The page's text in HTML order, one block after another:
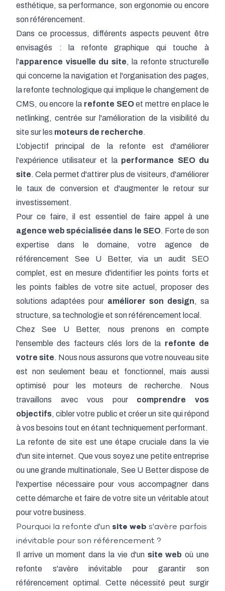
esthétique, sa performance, son ergonomie ou encore
son référencement.
Dans ce processus, différents aspects peuvent être
envisagés : la refonte graphique qui touche à
l'apparence visuelle du site, la refonte structurelle
qui concerne la navigation et l'organisation des pages,
la refonte technologique qui implique le changement de
CMS, ou encore la refonte SEOet mettre en place le
netlinking, centrée sur l'amélioration de la visibilité du
site sur les moteurs de recherche.
L'objectif principal de la refonte est d'améliorer
l'expérience utilisateur et la performance SEO du
site. Cela permet d'attirer plus de visiteurs, d'améliorer
le taux de conversion et d'augmenter le retour sur
investissement.
Pour ce faire, il est essentiel de faire appel à une
agence web spécialisée dans le SEO. Forte de son
expertise dans le domaine, votre agence de
référencement See U Better, via unaudit SEO
complet, est en mesure d'identifier les points forts et
les points faibles de votre site actuel, proposer des
solutions adaptées pour améliorer son design, sa
structure, sa technologie et sonréférencement local .
Chez See U Better, nous prenons en compte
l'ensemble des facteurs clés lors de la refonte de
votre site. Nous nous assurons que votre nouveau site
est non seulement beau et fonctionnel, mais aussi
optimisé pour les moteurs de recherche. Nous
travaillons avec vous pour comprendre vos
objectifs, cibler votre public et créer un site qui répond
à vos besoins tout en étant techniquement performant.
La refonte de site est une étape cruciale dans la vie
d'un site internet. Que vous soyez une petite entreprise
ou une grande multinationale, See U Better dispose de
l'expertise nécessaire pour vous accompagner dans
cette démarche et faire de votre site un véritable atout
pour votre business.
Pourquoi la refonte d'un site web s'avère parfois
inévitable pour son référencement ?
Il arrive un moment dans la vie d'un site web où une
refonte s'avère inévitable pour garantir son
référencement optimal. Cette nécessité peut surgir